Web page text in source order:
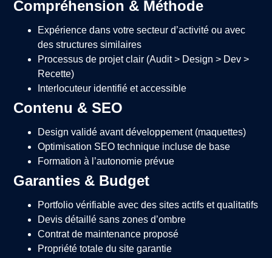
Compréhension & Méthode
Expérience dans votre secteur d’activité ou avec
des structures similaires
Processus de projet clair (Audit > Design > Dev >
Recette)
Interlocuteur identifié et accessible
Contenu & SEO
Design validé avant développement (maquettes)
Optimisation SEO technique incluse de base
Formation à l’autonomie prévue
Garanties & Budget
Portfolio vérifiable avec des sites actifs et qualitatifs
Devis détaillé sans zones d’ombre
Contrat de maintenance proposé
Propriété totale du site garantie